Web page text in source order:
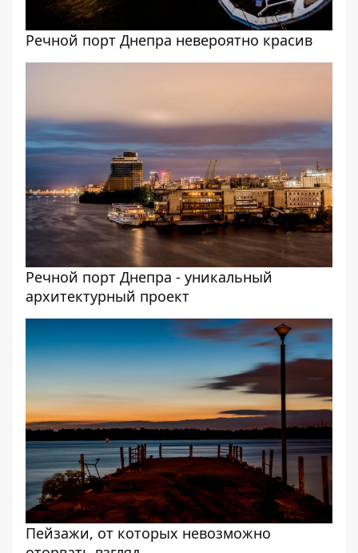
Речной порт Днепра невероятно красив
Речной порт Днепра - уникальный
архитектурный проект
Пейзажи, от которых невозможно